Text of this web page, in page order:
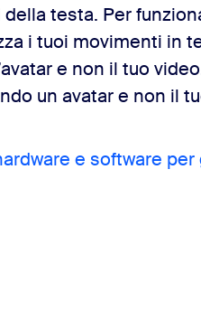
testa. Per
i tuoi movimenti in
e non il tuo
un avatar e non il
e software